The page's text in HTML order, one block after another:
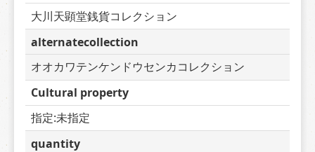
大川天顕堂銭貨コレクション
alternatecollection
オオカワテンケンドウセンカコレクション
Cultural property
指定:未指定
quantity